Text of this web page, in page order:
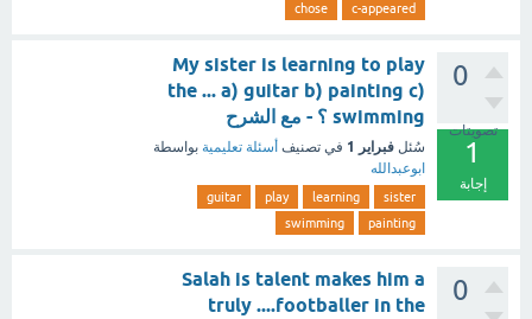
c-appeared
chose
0
تصويتات
1
إجابة
My sister is learning to play
the ... a) guitar b) painting c)
swimming ؟ - مع الشرح
سُئل فبراير 1 في تصنيف أسئلة تعليمية بواسطة
ابوعبدالله
sister
learning
play
guitar
painting
swimming
0
Salah is talent makes him a
truly ....footballer in the